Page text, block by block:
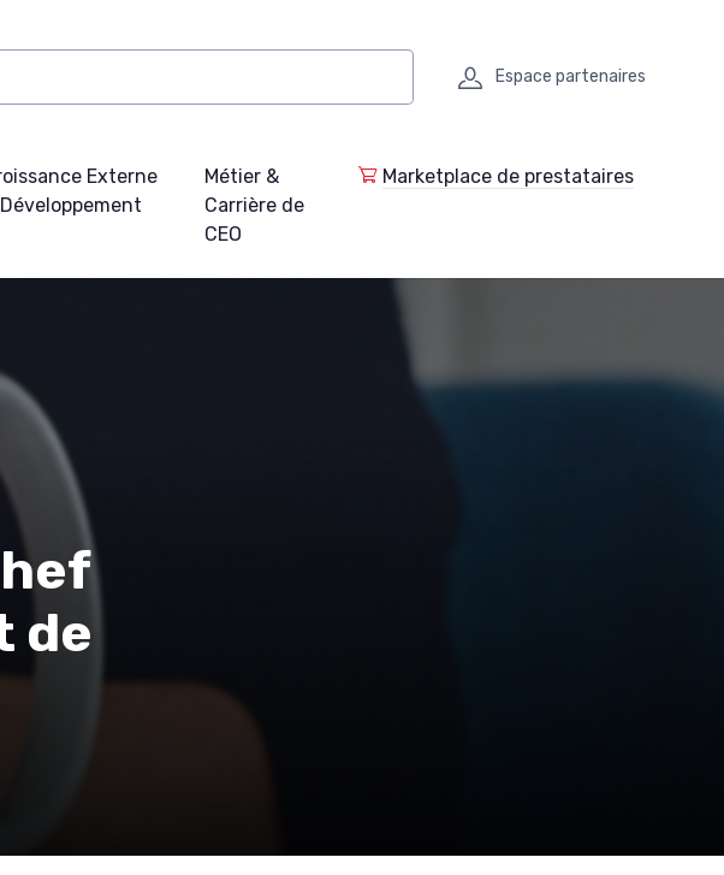
Espace partenaires
Externe
Métier &
Carrière de
CEO
Marketplace de prestataires
de